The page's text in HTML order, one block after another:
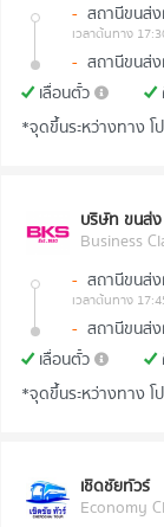
- สถานีขนส่ง
เวลาต้นทาง
- สถานีขนส่
เลื่อนตั๋ว
*จุดขึ้นระหว่างทาง โ
บริษัท ขนส่
Business
- สถานีขนส่ง
เวลาต้นทาง
- สถานีขนส่
เลื่อนตั๋ว
*จุดขึ้นระหว่างทาง โ
เชิดชัยทัวร์
Economy